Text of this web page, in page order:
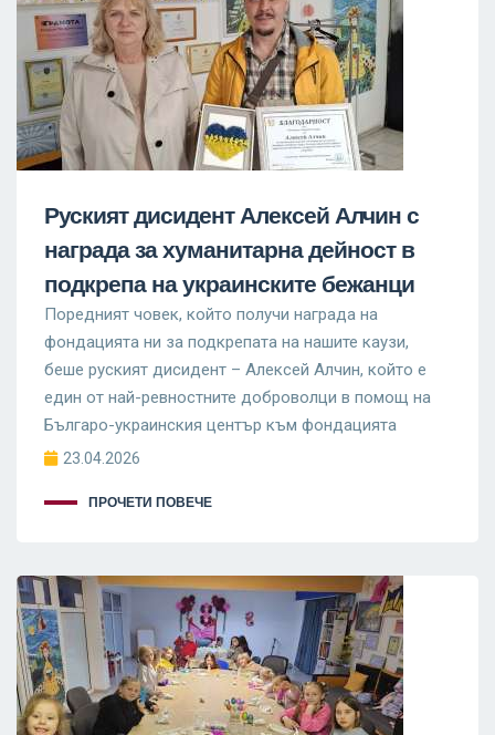
Руският дисидент Алексей Алчин с
награда за хуманитарна дейност в
подкрепа на украинските бежанци
Поредният човек, който получи награда на
фондацията ни за подкрепата на нашите каузи,
беше руският дисидент – Алексей Алчин, който е
един от най-ревностните доброволци в помощ на
Българо-украинския център към фондацията
23.04.2026
ПРОЧЕТИ ПОВЕЧЕ